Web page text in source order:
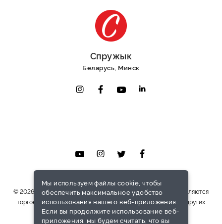
Спружык
Беларусь, Минск
© 2026 HiTech Powerup OU. Caersidi.net и логотип Caer Sidi являются
торговыми марками HiTech Powerup OU в Эстонии и/или в других
странах.
Мы используем файлы cookie, чтобы
обеспечить максимальное удобство
использования нашего веб-приложения.
Если вы продолжите использование веб-
приложения, мы будем считать, что вы